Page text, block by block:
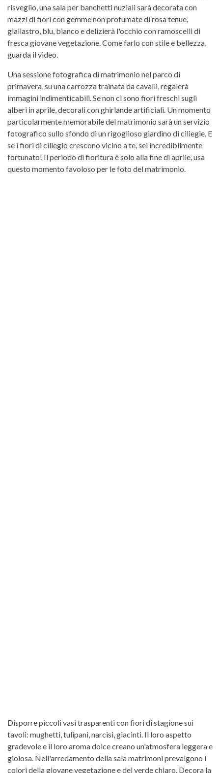
risveglio, una sala per banchetti nuziali sarà decorata con
mazzi di fiori con gemme non profumate di rosa tenue,
giallastro, blu, bianco e delizierà l'occhio con ramoscelli di
fresca giovane vegetazione. Come farlo con stile e bellezza,
guarda il video.
Una sessione fotografica di matrimonio nel parco di
primavera, su una carrozza trainata da cavalli, regalerà
immagini indimenticabili. Se non ci sono fiori freschi sugli
alberi in aprile, decorali con ghirlande artificiali. Un momento
particolarmente memorabile del matrimonio sarà un servizio
fotografico sullo sfondo di un rigoglioso giardino di ciliegie. E
se i fiori di ciliegio crescono vicino a te, sei incredibilmente
fortunato! Il periodo di fioritura è solo alla fine di aprile, usa
questo momento favoloso per le foto del matrimonio.
Disporre piccoli vasi trasparenti con fiori di stagione sui
tavoli: mughetti, tulipani, narcisi, giacinti. Il loro aspetto
gradevole e il loro aroma dolce creano un'atmosfera leggera e
gioiosa. Nell'arredamento della sala matrimoni prevalgono i
colori della giovane vegetazione e del verde chiaro. Decora la